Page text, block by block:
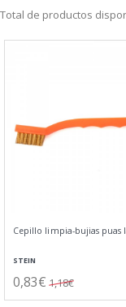
Total de productos
Cepillo limpia-bujias puas
STEIN
0,83€ 1,18€